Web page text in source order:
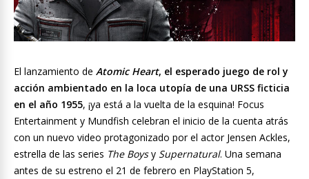
El lanzamiento de Atomic Heart, el esperado juego de rol y
acción ambientado en la loca utopía de una URSS ficticia
en el año 1955, ¡ya está a la vuelta de la esquina! Focus
Entertainment y Mundfish celebran el inicio de la cuenta atrás
con un nuevo video protagonizado por el actor Jensen Ackles,
estrella de las series The Boysy Supernatural. Una semana
antes de su estreno el 21 de febrero en PlayStation 5,